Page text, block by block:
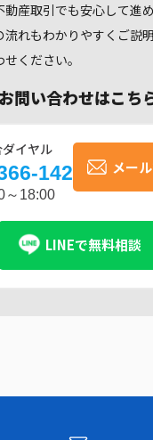
動産取引でも安心して進
れもわかりやすくご説
ください。
お問い合わせはこち
イヤル
142
～18:00
メー
LINEで無料相談